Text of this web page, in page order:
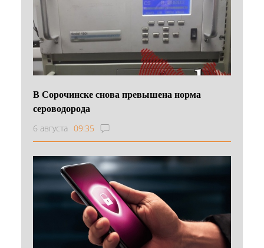
В Сорочинске снова превышена норма
сероводорода
6 августа 09:35